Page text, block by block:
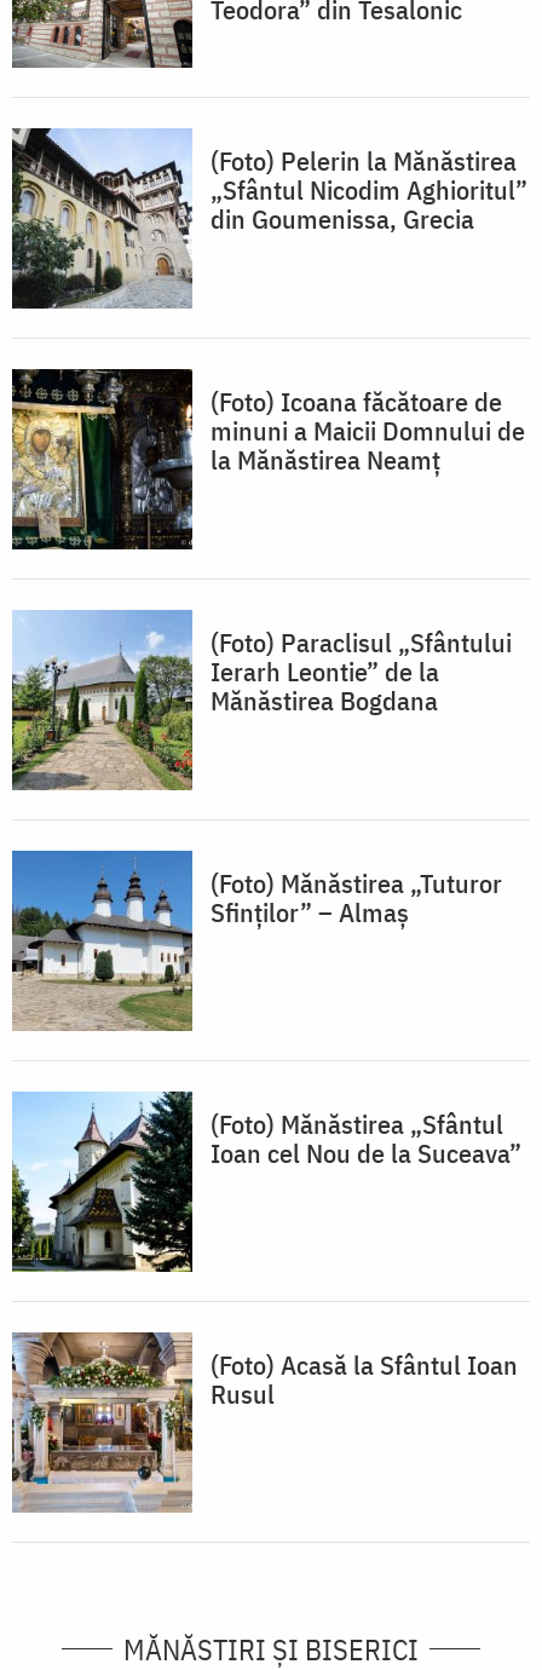
Teodora” din Tesalonic
(Foto) Pelerin la Mănăstirea
„Sfântul Nicodim Aghioritul”
din Goumenissa, Grecia
(Foto) Icoana făcătoare de
minuni a Maicii Domnului de
la Mănăstirea Neamț
(Foto) Paraclisul „Sfântului
Ierarh Leontie” de la
Mănăstirea Bogdana
(Foto) Mănăstirea „Tuturor
Sfinților” – Almaș
(Foto) Mănăstirea „Sfântul
Ioan cel Nou de la Suceava”
(Foto) Acasă la Sfântul Ioan
Rusul
MĂNĂSTIRI ȘI BISERICI